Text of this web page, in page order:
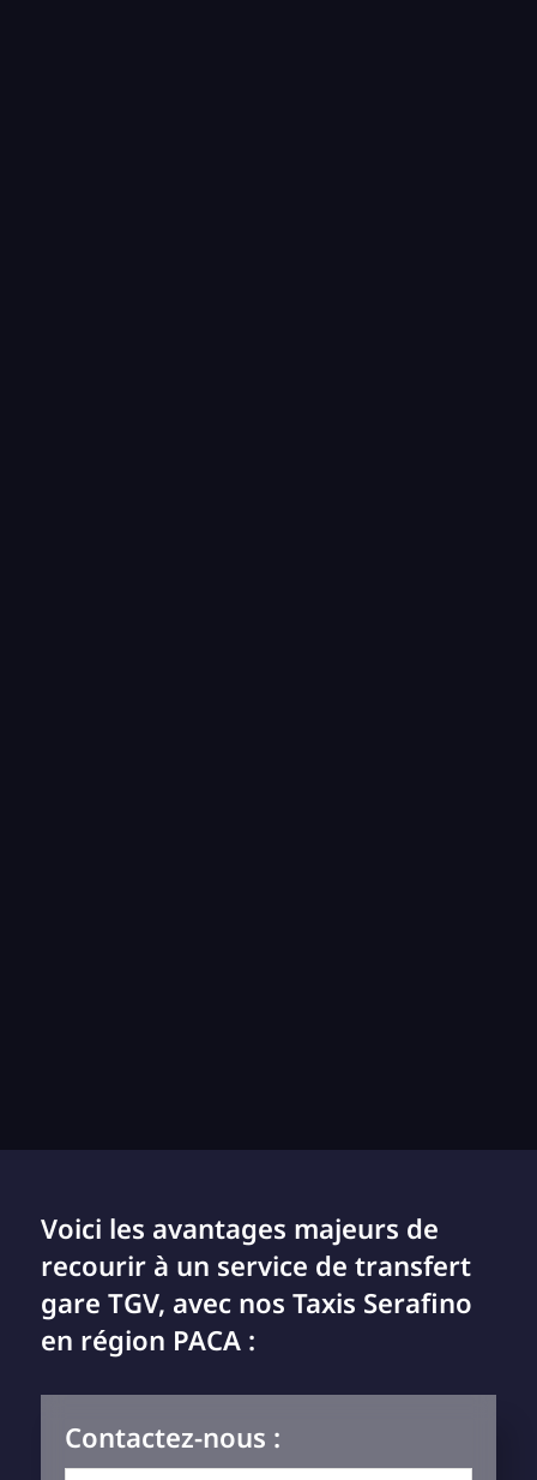
Voici les avantages majeurs de
recourir à un service de transfert
gare TGV, avec nos Taxis Serafino
en région PACA :
Contactez-nous :